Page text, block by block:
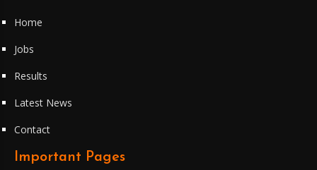
Home
Jobs
Results
Latest News
Contact
Important Pages